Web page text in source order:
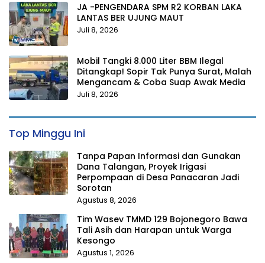
JA -PENGENDARA SPM R2 KORBAN LAKA
LANTAS BER UJUNG MAUT
Juli 8, 2026
Mobil Tangki 8.000 Liter BBM Ilegal
Ditangkap! Sopir Tak Punya Surat, Malah
Mengancam & Coba Suap Awak Media
Juli 8, 2026
Top Minggu Ini
Tanpa Papan Informasi dan Gunakan
Dana Talangan, Proyek Irigasi
Perpompaan di Desa Panacaran Jadi
Sorotan
Agustus 8, 2026
Tim Wasev TMMD 129 Bojonegoro Bawa
Tali Asih dan Harapan untuk Warga
Kesongo
Agustus 1, 2026